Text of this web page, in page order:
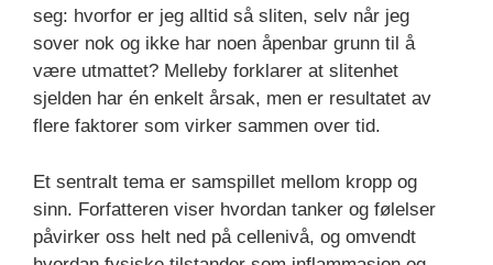
seg: hvorfor er jeg alltid så sliten, selv når jeg
sover nok og ikke har noen åpenbar grunn til å
være utmattet? Melleby forklarer at slitenhet
sjelden har én enkelt årsak, men er resultatet av
flere faktorer som virker sammen over tid.
Et sentralt tema er samspillet mellom kropp og
sinn. Forfatteren viser hvordan tanker og følelser
påvirker oss helt ned på cellenivå, og omvendt